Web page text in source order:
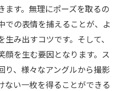
ます。無理にポーズを取るの
での表情を捕えることが、よ
み出すコツです。そして、
顔を生む要因となります。ス
り、様々なアングルから撮影
ない一枚を得ることができる